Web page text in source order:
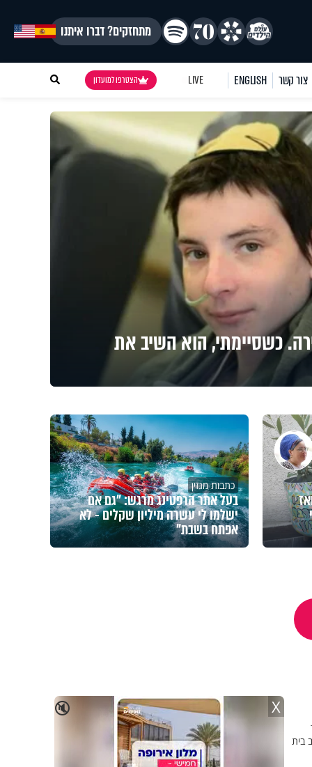
מתחזקים? דברו איתנו
צור קשר ENGLISH
LIVE הצטרפו למועדון
כשסיימתי, הוא השיב את
כתבות מגזין
בעל אתר הרפטינג מרגש: "גם אם
ישלמו לי עשרה מיליון שקלים - לא
אפתח בשבת"
בית
🔇 X